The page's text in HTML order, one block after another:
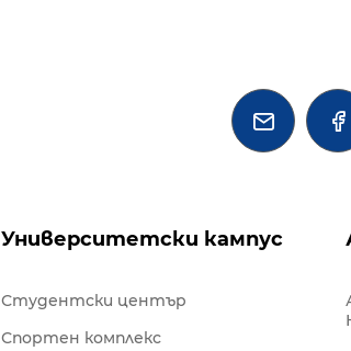
 
Университетски кампус
Студентски център
Спортен комплекс